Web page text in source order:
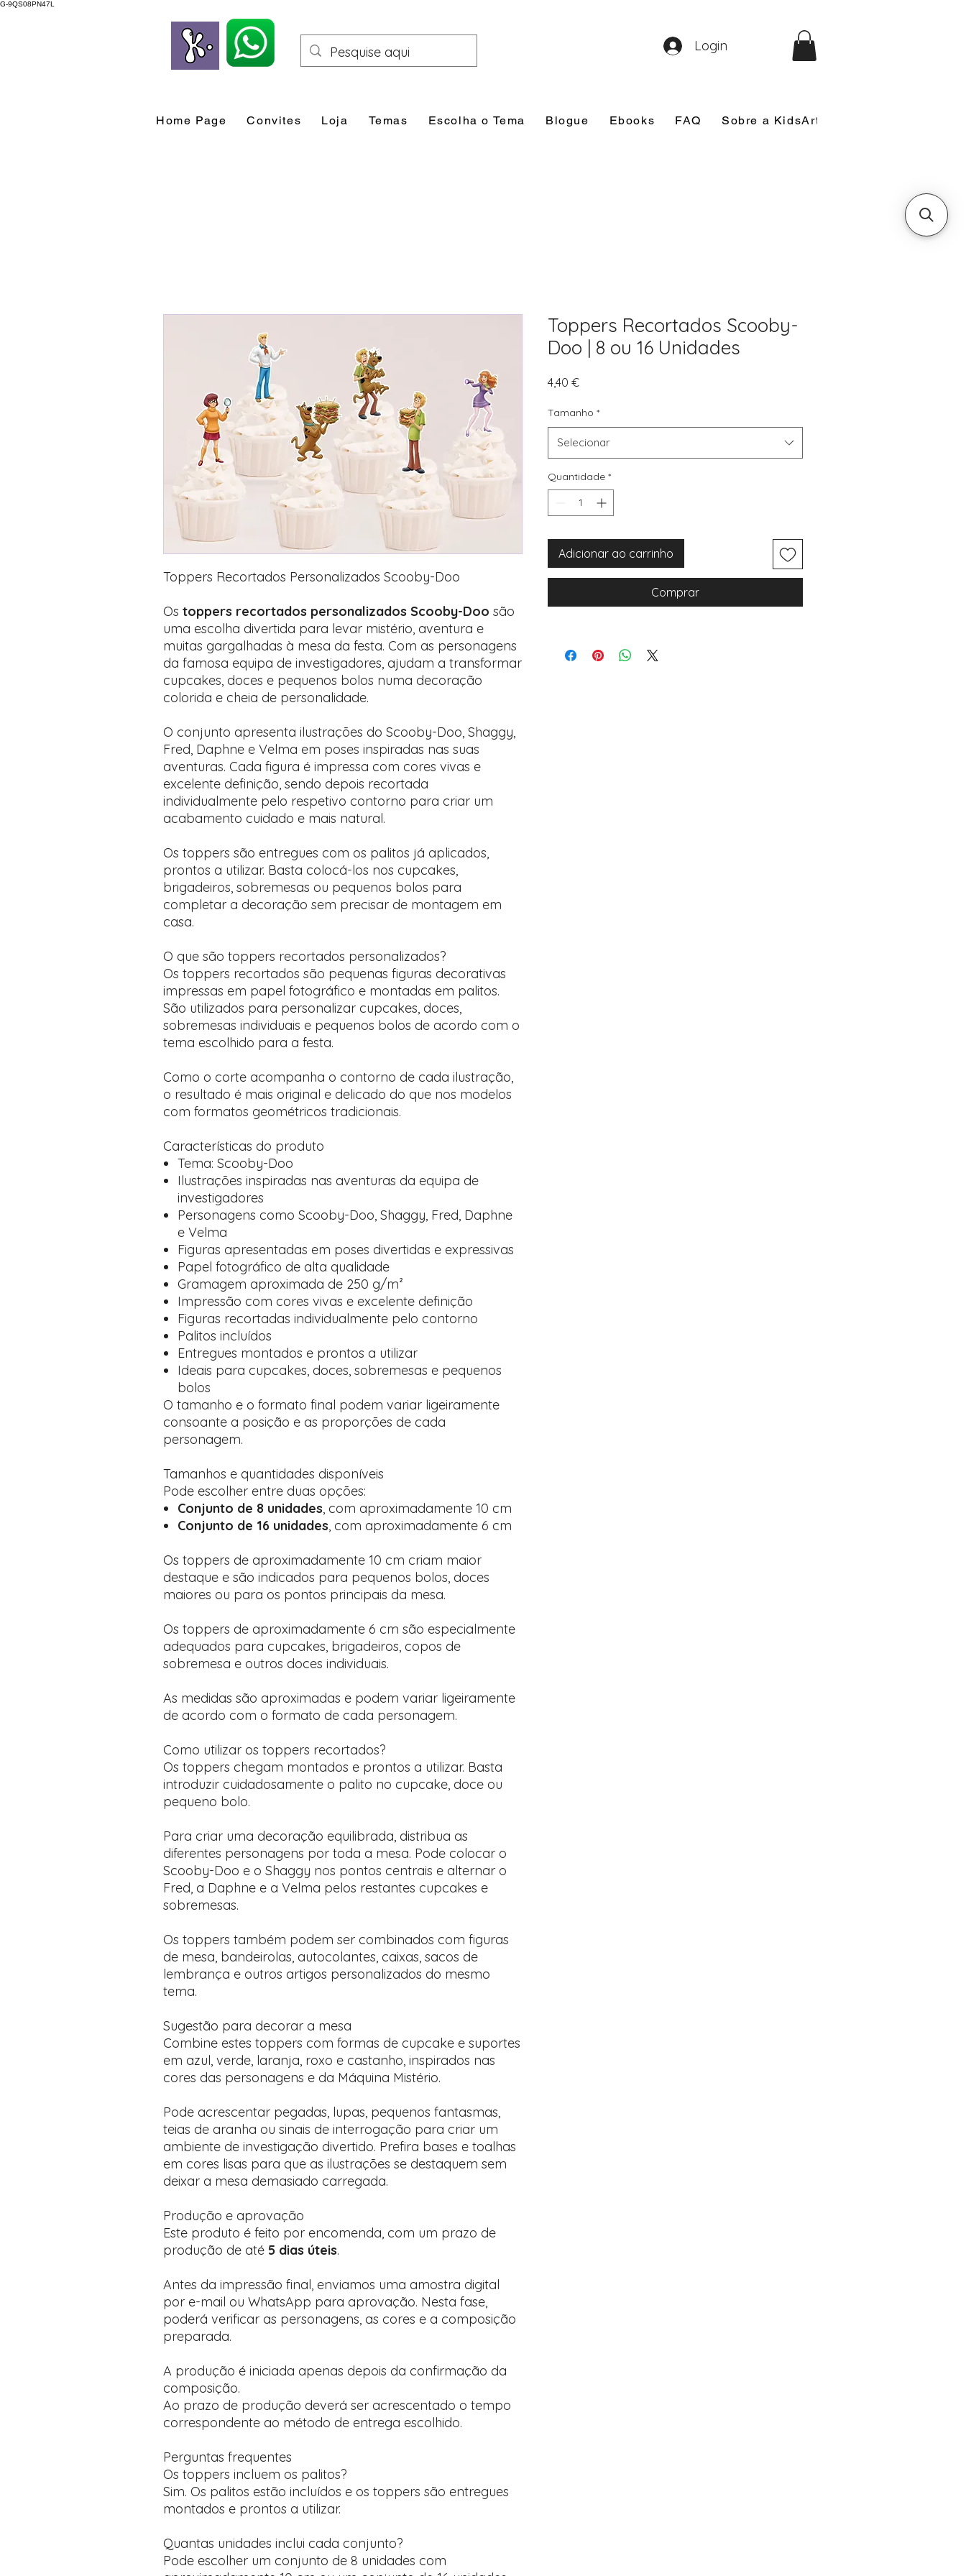
G-9QS08PN47L
Home Page Convites Loja Temas Escolha o Tema Blogue Ebooks FAQ Sobre a KidsArt
Login
Toppers Recortados Personalizados Scooby-Doo
Os toppers recortados personalizados Scooby-Doo são
uma escolha divertida para levar mistério, aventura e
muitas gargalhadas à mesa da festa. Com as personagens
da famosa equipa de investigadores, ajudam a transformar
cupcakes, doces e pequenos bolos numa decoração
colorida e cheia de personalidade.
O conjunto apresenta ilustrações do Scooby-Doo, Shaggy,
Fred, Daphne e Velma em poses inspiradas nas suas
aventuras. Cada figura é impressa com cores vivas e
excelente definição, sendo depois recortada
individualmente pelo respetivo contorno para criar um
acabamento cuidado e mais natural.
Os toppers são entregues com os palitos já aplicados,
prontos a utilizar. Basta colocá-los nos cupcakes,
brigadeiros, sobremesas ou pequenos bolos para
completar a decoração sem precisar de montagem em
casa.
O que são toppers recortados personalizados?
Os toppers recortados são pequenas figuras decorativas
impressas em papel fotográfico e montadas em palitos.
São utilizados para personalizar cupcakes, doces,
sobremesas individuais e pequenos bolos de acordo com o
tema escolhido para a festa.
Como o corte acompanha o contorno de cada ilustração,
o resultado é mais original e delicado do que nos modelos
com formatos geométricos tradicionais.
Características do produto
Tema: Scooby-Doo
Ilustrações inspiradas nas aventuras da equipa de
investigadores
Personagens como Scooby-Doo, Shaggy, Fred, Daphne
e Velma
Figuras apresentadas em poses divertidas e expressivas
Papel fotográfico de alta qualidade
Gramagem aproximada de 250 g/m²
Impressão com cores vivas e excelente definição
Figuras recortadas individualmente pelo contorno
Palitos incluídos
Entregues montados e prontos a utilizar
Ideais para cupcakes, doces, sobremesas e pequenos
bolos
O tamanho e o formato final podem variar ligeiramente
consoante a posição e as proporções de cada
personagem.
Tamanhos e quantidades disponíveis
Pode escolher entre duas opções:
Conjunto de 8 unidades, com aproximadamente 10 cm
Conjunto de 16 unidades, com aproximadamente 6 cm
Os toppers de aproximadamente 10 cm criam maior
destaque e são indicados para pequenos bolos, doces
maiores ou para os pontos principais da mesa.
Os toppers de aproximadamente 6 cm são especialmente
adequados para cupcakes, brigadeiros, copos de
sobremesa e outros doces individuais.
As medidas são aproximadas e podem variar ligeiramente
de acordo com o formato de cada personagem.
Como utilizar os toppers recortados?
Os toppers chegam montados e prontos a utilizar. Basta
introduzir cuidadosamente o palito no cupcake, doce ou
pequeno bolo.
Para criar uma decoração equilibrada, distribua as
diferentes personagens por toda a mesa. Pode colocar o
Scooby-Doo e o Shaggy nos pontos centrais e alternar o
Fred, a Daphne e a Velma pelos restantes cupcakes e
sobremesas.
Os toppers também podem ser combinados com figuras
de mesa, bandeirolas, autocolantes, caixas, sacos de
lembrança e outros artigos personalizados do mesmo
tema.
Sugestão para decorar a mesa
Combine estes toppers com formas de cupcake e suportes
em azul, verde, laranja, roxo e castanho, inspirados nas
cores das personagens e da Máquina Mistério.
Pode acrescentar pegadas, lupas, pequenos fantasmas,
teias de aranha ou sinais de interrogação para criar um
ambiente de investigação divertido. Prefira bases e toalhas
em cores lisas para que as ilustrações se destaquem sem
deixar a mesa demasiado carregada.
Produção e aprovação
Este produto é feito por encomenda, com um prazo de
produção de até 5 dias úteis.
Antes da impressão final, enviamos uma amostra digital
por e-mail ou WhatsApp para aprovação. Nesta fase,
poderá verificar as personagens, as cores e a composição
preparada.
A produção é iniciada apenas depois da confirmação da
composição.
Ao prazo de produção deverá ser acrescentado o tempo
correspondente ao método de entrega escolhido.
Perguntas frequentes
Os toppers incluem os palitos?
Sim. Os palitos estão incluídos e os toppers são entregues
montados e prontos a utilizar.
Quantas unidades inclui cada conjunto?
Pode escolher um conjunto de 8 unidades com
Toppers Recortados Scooby-
Doo | 8 ou 16 Unidades
4,40 €Preço
Tamanho *
Selecionar
Quantidade *
Adicionar ao carrinho
Comprar